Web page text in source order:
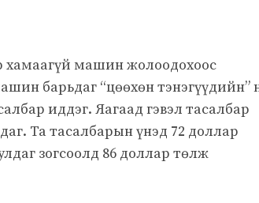
хамаагүй машин жолоодохоос
барьдаг “цөөхөн тэнэгүүдийн”
иддэг. Яагаад гэвэл тасалбар
Та тасалбарын үнэд 72 доллар
зогсоолд 86 доллар төлж